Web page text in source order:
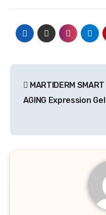
de
MARTIDERM SMART
AGING Expression Gel